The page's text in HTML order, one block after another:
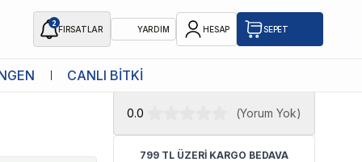
2
FIRSATLAR YARDIM HESAP SEPET
CANLI BİTKİ
Kedi
★ Atakan Petshop,
satıcısıdır.
0.0 (Yorum Yok)
799 TL ÜZERİ KARGO BEDAVA